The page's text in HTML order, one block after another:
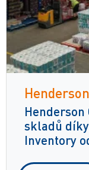
Henderson
skladů
Inventory